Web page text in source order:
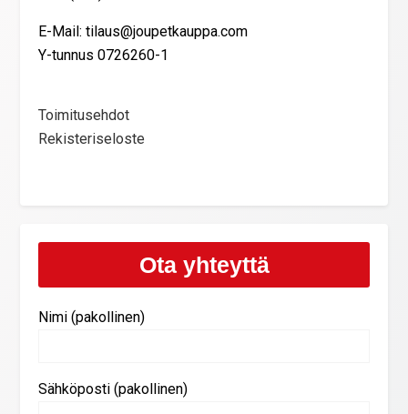
E-Mail: tilaus@joupetkauppa.com
Y-tunnus 0726260-1
Toimitusehdot
Rekisteriseloste
Ota yhteyttä
Nimi (pakollinen)
Sähköposti (pakollinen)